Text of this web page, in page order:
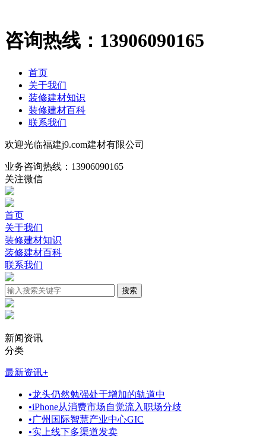
咨询热线： 13906090165
首页
关于我们
装修建材知识
装修建材百科
联系我们
欢迎光临福建j9.com建材有限公司
业务咨询热线： 13906090165
关注微信
首页
关于我们
装修建材知识
装修建材百科
联系我们
新闻资讯
分类
最新资讯+
•龙头仍然勉强处于增加的轨道中
•iPhone从消费市场自觉流入职场分歧
•广州国际智慧产业中心GIC
•实上线下多渠道发卖